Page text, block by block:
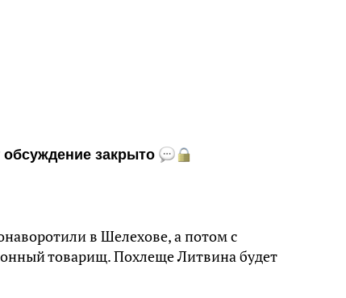
обсуждение закрыто
в Шелехове, а потом с
товарищ. Похлеще Литвина будет